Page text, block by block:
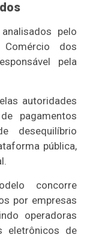
pelo
dos
pela
autoridades
pagamentos
desequilíbrio
pública,
concorre
por empresas
operadoras
eletrônicos de